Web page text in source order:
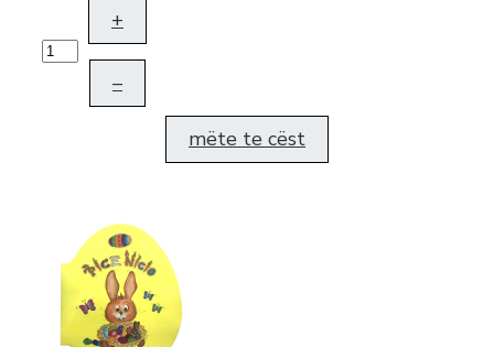
+
–
mëte te cëst